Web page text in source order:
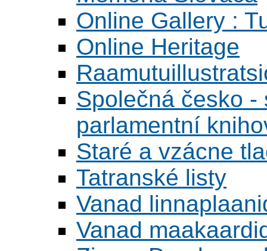
Online Gallery :
Online Heritage
Společná česko
parlamentní
Staré a vzácne
Tatranské listy
Vanad
Vanad